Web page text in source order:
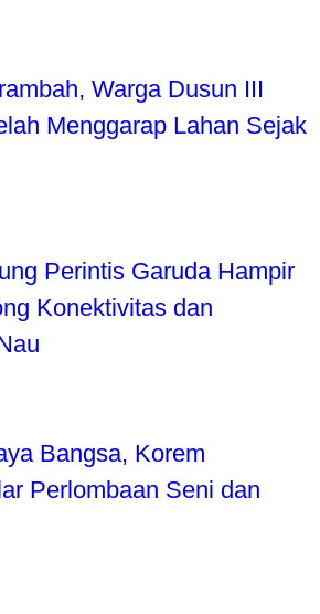
Warga Dusun III
Menggarap Lahan Sejak
Perintis Garuda Hampir
Konektivitas dan
Bangsa, Korem
Perlombaan Seni dan